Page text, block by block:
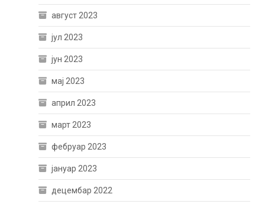
август 2023
јул 2023
јун 2023
мај 2023
април 2023
март 2023
фебруар 2023
јануар 2023
децембар 2022